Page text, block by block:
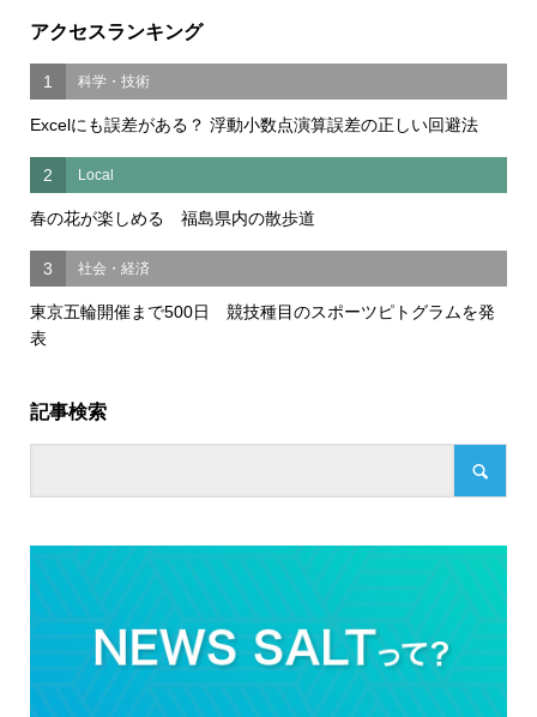
アクセスランキング
1 科学・技術
Excelにも誤差がある？ 浮動小数点演算誤差の正しい回避法
2 Local
春の花が楽しめる 福島県内の散歩道
3 社会・経済
東京五輪開催まで500日 競技種目のスポーツピトグラムを発
表
記事検索